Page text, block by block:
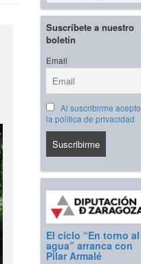
Suscríbete a nuestro
boletín
Email
Al suscribirme acepto
la política de privacidad
El ciclo “En torno al
agua” arranca con
Pilar Armalé